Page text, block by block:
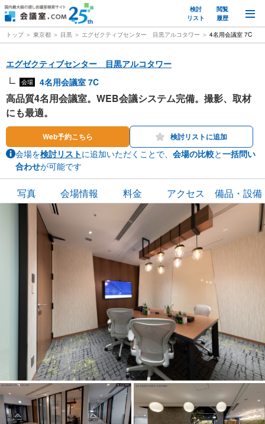
検討
リスト
閲覧
履歴
トップ 東京都 目黒 エグゼクティブセンター 目黒アルコタワー 4名用会議室 7C
エグゼクティブセンター 目黒アルコタワー
会場 4名用会議室 7C
高品質4名用会議室。WEB会議システム完備。撮影、取材
にも最適。
Web予約こちら 検討リストに追加
会場を検討リストに追加いただくことで、 会場の比較と一括問い
合わせが可能です
写真 会場情報 料金 アクセス 備品・設備